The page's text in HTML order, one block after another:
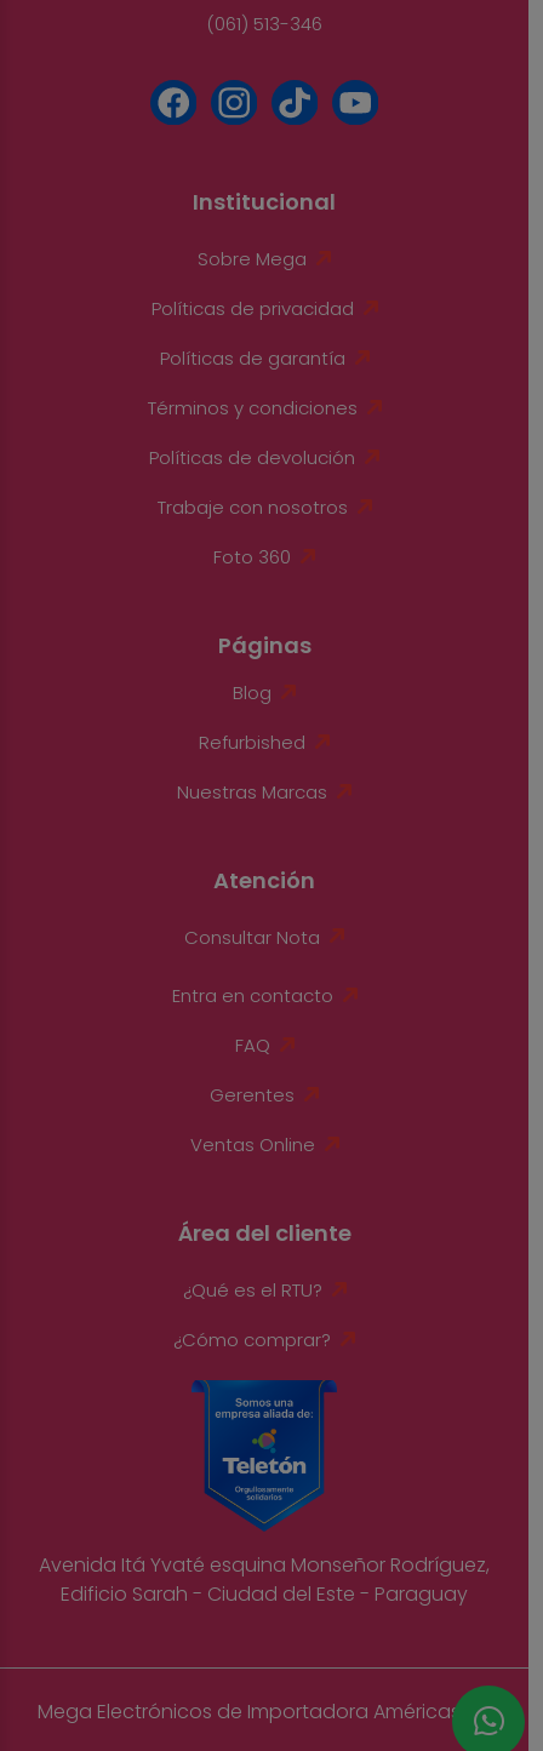
(061) 513-346
Institucional
Sobre Mega
Políticas de privacidad
Políticas de garantía
Términos y condiciones
Políticas de devolución
Trabaje con nosotros
Foto 360
Páginas
Blog
Refurbished
Nuestras Marcas
Atención
Consultar Nota
Entra en contacto
FAQ
Gerentes
Ventas Online
Área del cliente
¿Qué es el RTU?
¿Cómo comprar?
Avenida Itá Yvaté esquina Monseñor Rodríguez,
Edificio Sarah - Ciudad del Este - Paraguay
Mega Electrónicos de Importadora Américas S.A